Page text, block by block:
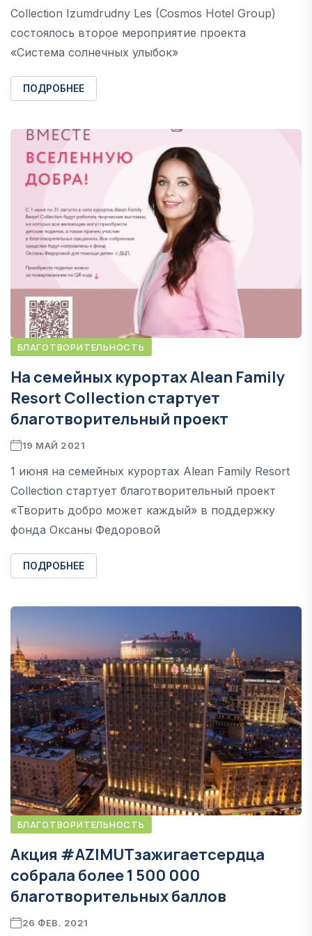
Collection Izumdrudny Les (Cosmos Hotel Group)
состоялось второе мероприятие проекта
«Система солнечных улыбок»
ПОДРОБНЕЕ
БЛАГОТВОРИТЕЛЬНОСТЬ
На семейных курортах Alean Family
Resort Collection стартует
благотворительный проект
19 МАЙ 2021
1 июня на семейных курортах Alean Family Resort
Collection стартует благотворительный проект
«Творить добро может каждый» в поддержку
фонда Оксаны Федоровой
ПОДРОБНЕЕ
БЛАГОТВОРИТЕЛЬНОСТЬ
Акция #AZIMUTзажигаетсердца
собрала более 1 500 000
благотворительных баллов
26 ФЕВ. 2021